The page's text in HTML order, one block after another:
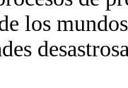
los